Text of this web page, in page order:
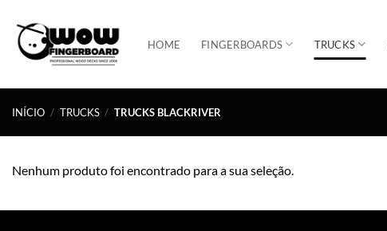
content
HOME FINGERBOARDS TRUCKS
INÍCIO / TRUCKS / TRUCKS BLACKRIVER
Nenhum produto foi encontrado para a sua seleção.